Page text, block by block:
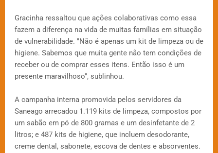
Gracinha ressaltou que ações colaborativas como essa
fazem a diferença na vida de muitas famílias em situação
de vulnerabilidade. "Não é apenas um kit de limpeza ou de
higiene. Sabemos que muita gente não tem condições de
receber ou de comprar esses itens. Então isso é um
presente maravilhoso", sublinhou.
A campanha interna promovida pelos servidores da
Saneago arrecadou 1.119 kits de limpeza, compostos por
um sabão em pó de 800 gramas e um desinfetante de 2
litros; e 487 kits de higiene, que incluem desodorante,
creme dental, sabonete, escova de dentes e absorventes.